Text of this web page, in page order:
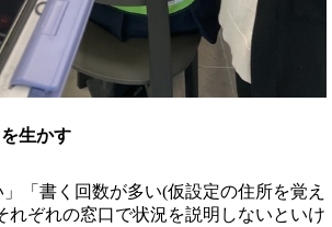
生かす
」「書く回数が多い(仮設定の住所を覚え
れぞれの窓口で状況を説明しないといけ